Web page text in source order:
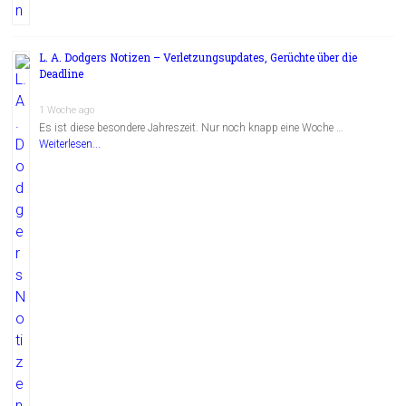
L. A. Dodgers Notizen – Verletzungsupdates, Gerüchte über die
Deadline
1 Woche ago
Es ist diese besondere Jahreszeit. Nur noch knapp eine Woche …
Weiterlesen...